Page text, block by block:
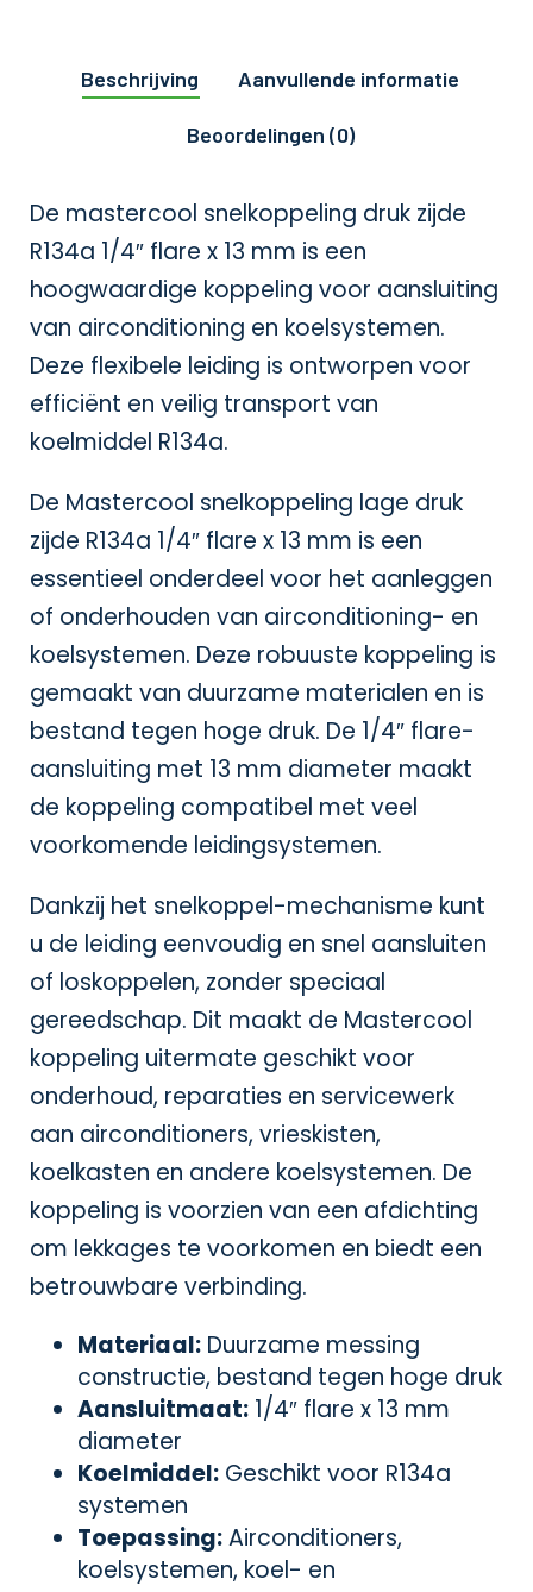
Beschrijving Aanvullende informatie
Beoordelingen (0)
De mastercool snelkoppeling druk zijde
R134a 1/4″ flare x 13 mm is een
hoogwaardige koppeling voor aansluiting
van airconditioning en koelsystemen.
Deze flexibele leiding is ontworpen voor
efficiënt en veilig transport van
koelmiddel R134a.
De Mastercool snelkoppeling lage druk
zijde R134a 1/4″ flare x 13 mm is een
essentieel onderdeel voor het aanleggen
of onderhouden van airconditioning- en
koelsystemen. Deze robuuste koppeling is
gemaakt van duurzame materialen en is
bestand tegen hoge druk. De 1/4″ flare-
aansluiting met 13 mm diameter maakt
de koppeling compatibel met veel
voorkomende leidingsystemen.
Dankzij het snelkoppel-mechanisme kunt
u de leiding eenvoudig en snel aansluiten
of loskoppelen, zonder speciaal
gereedschap. Dit maakt de Mastercool
koppeling uitermate geschikt voor
onderhoud, reparaties en servicewerk
aan airconditioners, vrieskisten,
koelkasten en andere koelsystemen. De
koppeling is voorzien van een afdichting
om lekkages te voorkomen en biedt een
betrouwbare verbinding.
Materiaal: Duurzame messing
constructie, bestand tegen hoge druk
Aansluitmaat: 1/4″ flare x 13 mm
diameter
Koelmiddel: Geschikt voor R134a
systemen
Toepassing:Airconditioners,
koelsystemen, koel- en